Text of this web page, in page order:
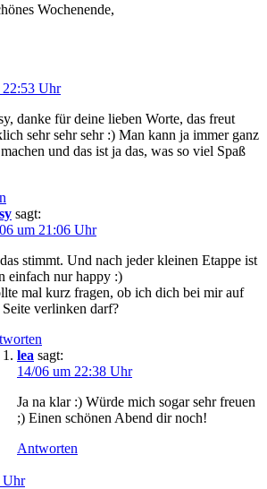
Wochenende,
22:53 Uhr
danke für deine lieben Worte, das freut
sehr sehr sehr :) Man kann ja immer ganz
und das ist ja das, was so viel Spaß
sagt:
um 21:06 Uhr
stimmt. Und nach jeder kleinen Etappe ist
einfach nur happy :)
mal kurz fragen, ob ich dich bei mir auf
Seite verlinken darf?
lea sagt:
14/06 um 22:38 Uhr
Ja na klar :) Würde mich sogar sehr freuen
;) Einen schönen Abend dir noch!
Antworten
Uhr